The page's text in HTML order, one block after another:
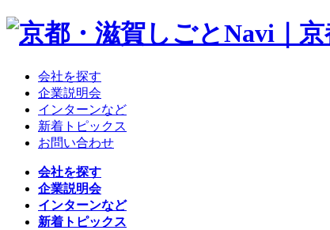
会社を探す
企業説明会
インターンなど
新着トピックス
お問い合わせ
会社を探す
企業説明会
インターンなど
新着トピックス